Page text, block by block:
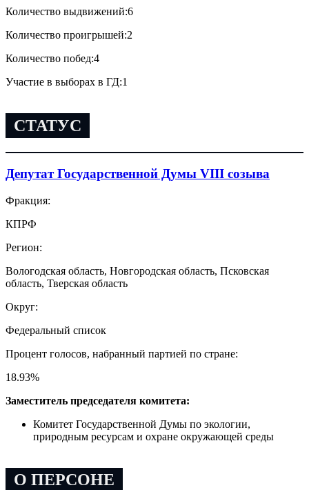
Количество выдвижений:6
Количество проигрышей:2
Количество побед:4
Участие в выборах в ГД:1
СТАТУС
Депутат Государственной Думы VIII созыва
Фракция:
КПРФ
Регион:
Вологодская область, Новгородская область, Псковская
область, Тверская область
Округ:
Федеральный список
Процент голосов, набранный партией по стране:
18.93%
Заместитель председателя комитета:
Комитет Государственной Думы по экологии,
природным ресурсам и охране окружающей среды
О ПЕРСОНЕ